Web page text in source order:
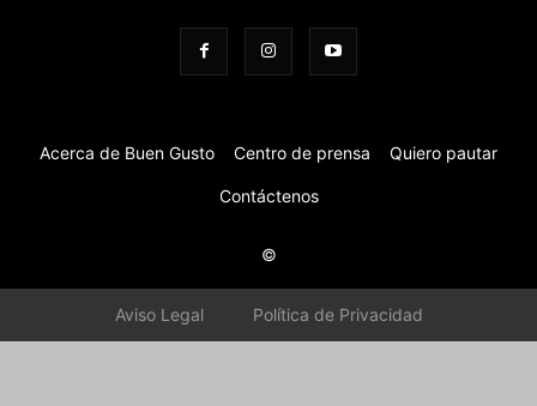
Acerca de Buen Gusto Centro de prensa Quiero pautar
Contáctenos
©
Aviso Legal Política de Privacidad